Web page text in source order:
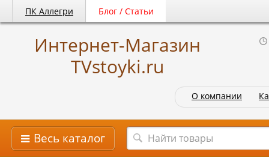
ПК Аллегри Блог / Статьи
Интернет-Магазин
TVstoyki.ru
О компании
Весь каталог